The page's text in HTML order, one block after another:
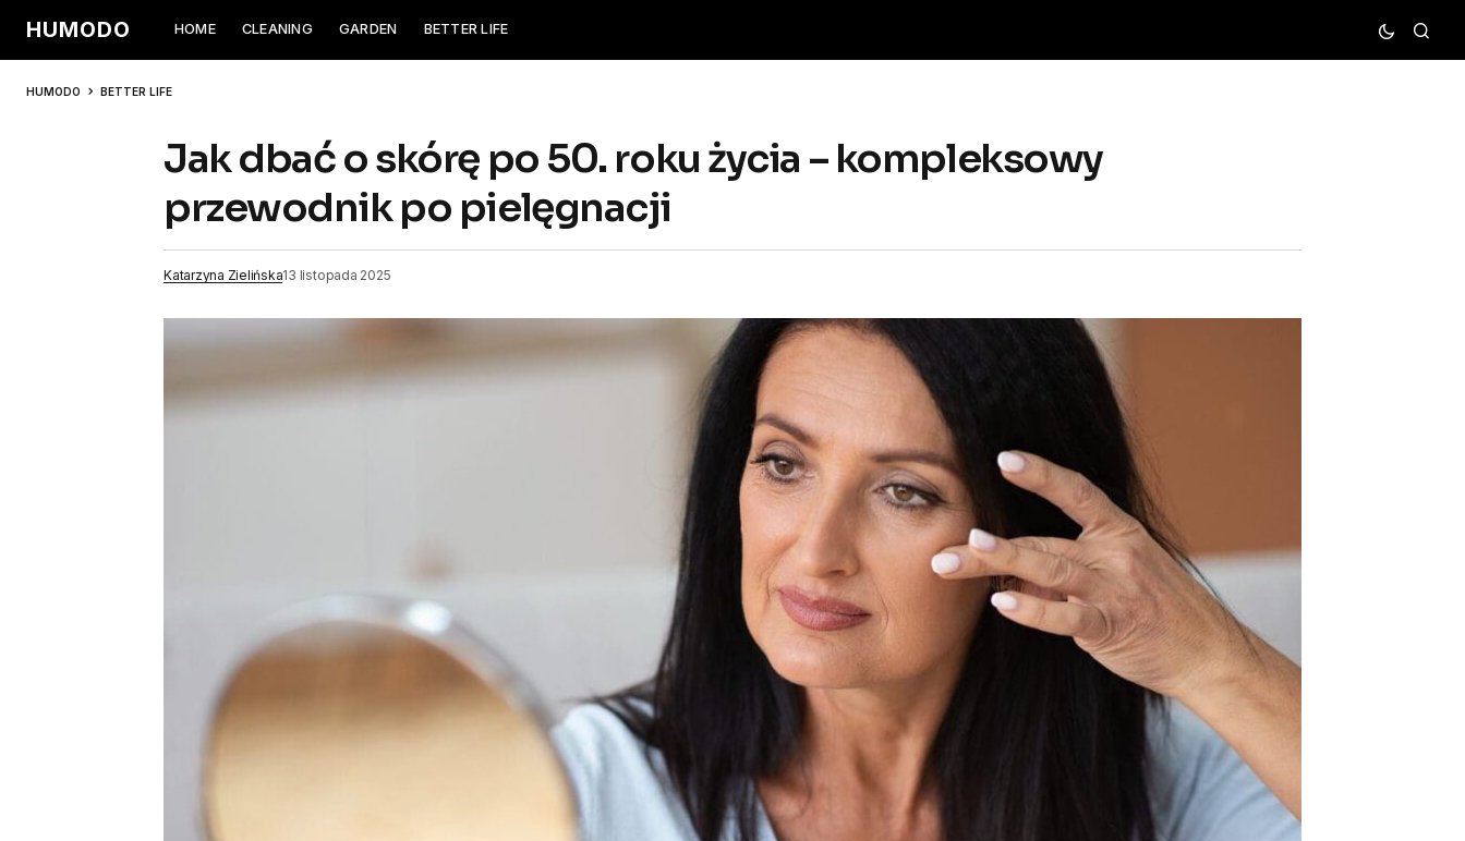
HUMODO HOME CLEANING GARDEN BETTER LIFE
HUMODO BETTER LIFE
Jak dbać o skórę po 50. roku życia – kompleksowy
przewodnik po pielęgnacji
Katarzyna Zielińska13 listopada 2025